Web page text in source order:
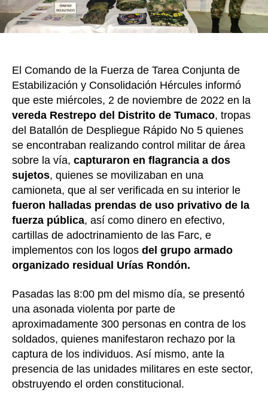
de
El Comando de la Fuerza de Tarea Conjunta de
Estabilización y Consolidación Hércules informó
que este miércoles, 2 de noviembre de 2022 en la
vereda Restrepo del Distrito de Tumaco, tropas
del Batallón de Despliegue Rápido No 5 quienes
se encontraban realizando control militar de área
sobre la vía, capturaron en flagrancia a dos
sujetos, quienes se movilizaban en una
camioneta, que al ser verificada en su interior le
fueron halladas prendas de uso privativo de la
fuerza pública, así como dinero en efectivo,
cartillas de adoctrinamiento de las Farc, e
implementos con los logos del grupo armado
organizado residual Urías Rondón.
Pasadas las 8:00 pm del mismo día, se presentó
una asonada violenta por parte de
aproximadamente 300 personas en contra de los
soldados, quienes manifestaron rechazo por la
captura de los individuos. Así mismo, ante la
presencia de las unidades militares en este sector,
obstruyendo el orden constitucional.